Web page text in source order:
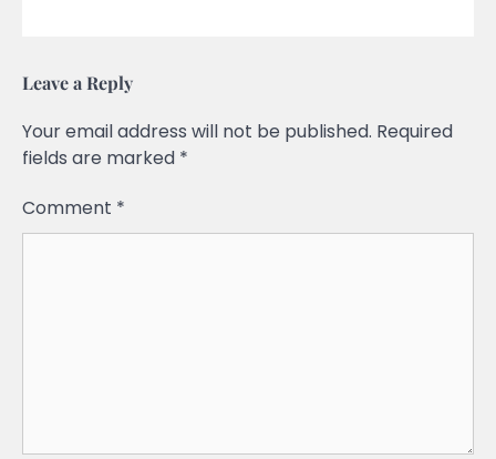
Leave a Reply
Your email address will not be published. Required
fields are marked *
Comment *